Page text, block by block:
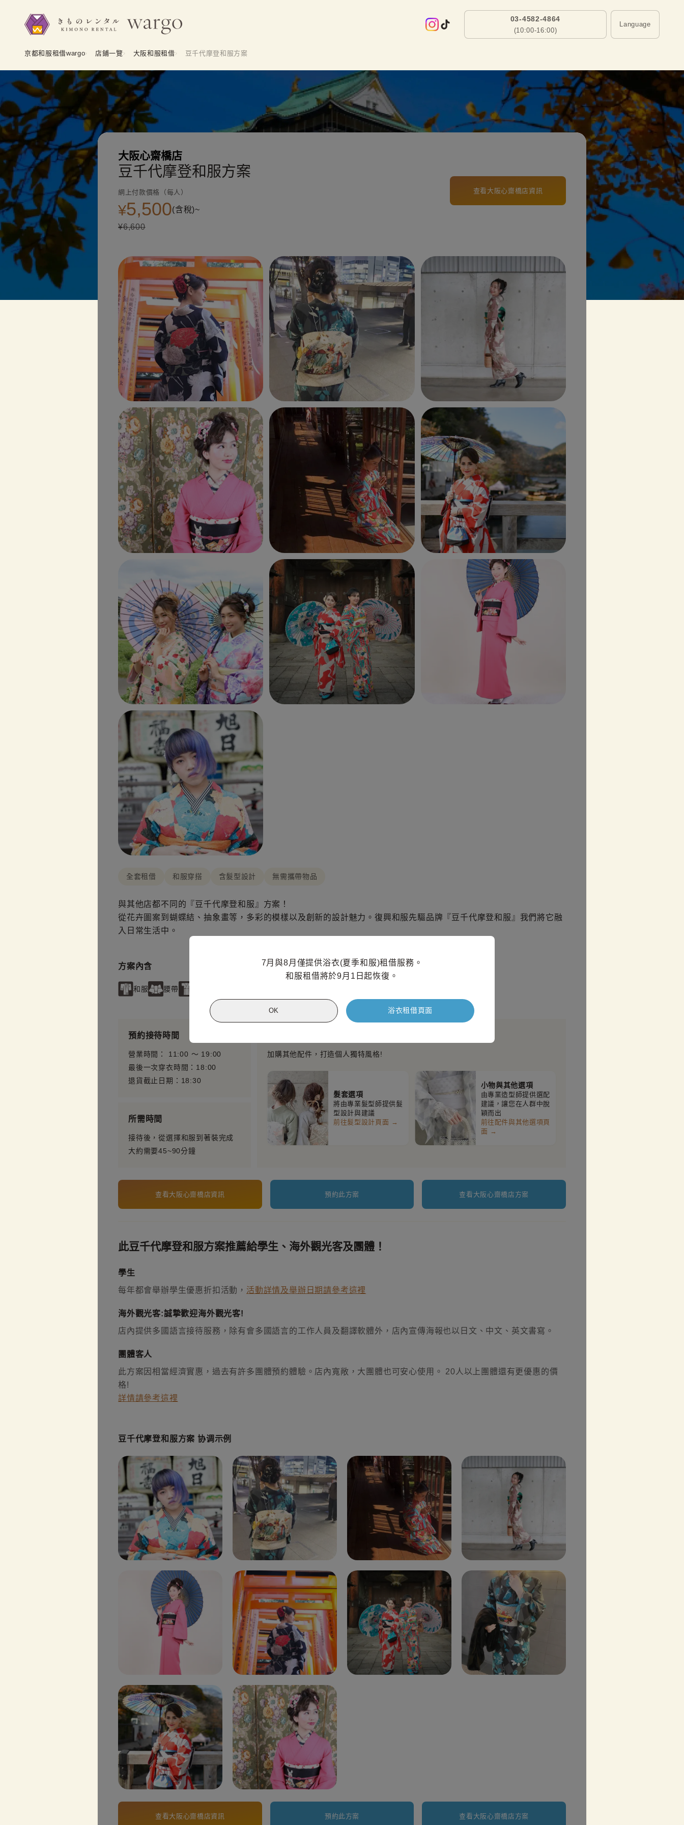
03-4582-4864
(10:00-16:00)
Language
京都和服租借wargo 店鋪一覽 大阪和服租借 豆千代摩登和服方案
7月與8月僅提供浴衣(夏季和服)租借服務。
和服租借將於9月1日起恢復。
OK 浴衣租借頁面
豆千代摩登和服方案
大阪心齋橋店
網上付款價格（每人）
¥5,500(含稅)~
¥6,600
查看大阪心齋橋店資訊
全套租借 和服穿搭 含髮型設計 無需攜帶物品
與其他店都不同的『豆千代摩登和服』方案！
從花卉圖案到蝴蝶結、抽象畫等，多彩的模樣以及創新的設計魅力。復興和服先驅品牌『豆千代摩登和服』我們將它融
入日常生活中。
方案內含
和服 腰帶
預約接待時間
營業時間： 11:00 〜 19:00
最後一次穿衣時間：18:00
退貨截止日期：18:30
所需時間
接待後，從選擇和服到著裝完成
大約需要45~90分鐘
加購其他配件，打造個人獨特風格!
髮套選項
將由專業髮型師提供髮
型設計與建議
前往髮型設計頁面 →
小物與其他選項
由專業造型師提供選配
建議，讓您在人群中脫
穎而出
前往配件與其他選項頁
面 →
查看大阪心齋橋店資訊 預約此方案 查看大阪心齋橋店方案
此豆千代摩登和服方案推薦給學生、海外觀光客及團體！
學生
每年都會舉辦學生優惠折扣活動， 活動詳情及舉辦日期請參考這裡
海外觀光客:誠摯歡迎海外觀光客!
店內提供多國語言接待服務，除有會多國語言的工作人員及翻譯軟體外，店內宣傳海報也以日文、中文、英文書寫。
團體客人
此方案因相當經濟實惠，過去有許多團體預約體驗。店內寬敞，大團體也可安心使用。 20人以上團體還有更優惠的價
格!
詳情請參考這裡
豆千代摩登和服方案 协调示例
查看大阪心齋橋店資訊 預約此方案 查看大阪心齋橋店方案